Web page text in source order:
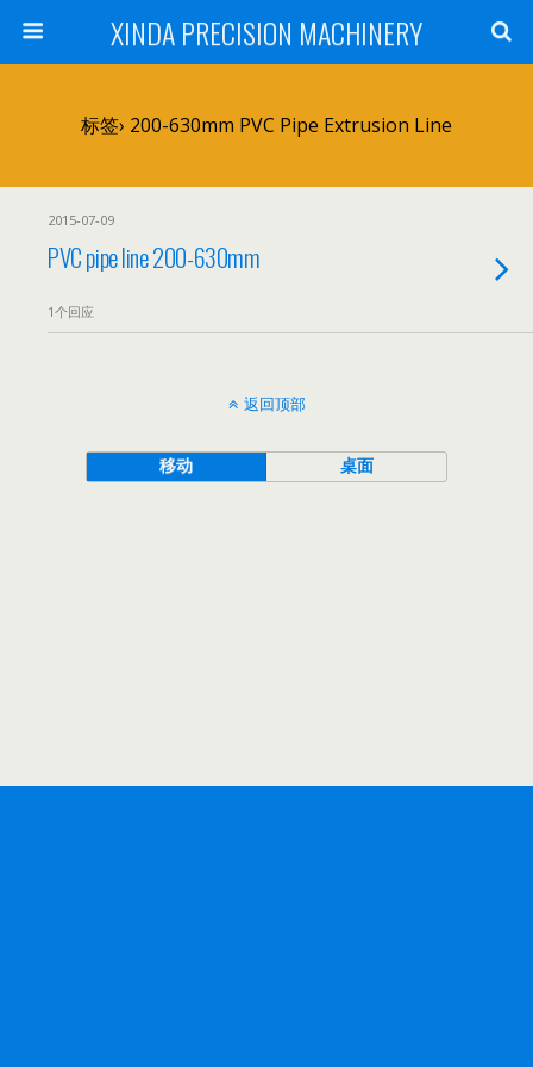
XINDA PRECISION MACHINERY
标签› 200-630mm PVC Pipe Extrusion Line
2015-07-09
PVC pipe line 200-630mm
1个回应
返回顶部
移动 桌面